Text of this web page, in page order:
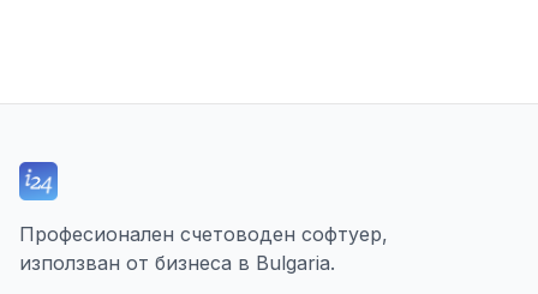
Професионален счетоводен софтуер,
използван от бизнеса в Bulgaria.